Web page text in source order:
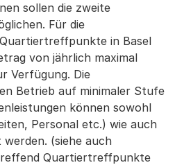
sollen die zweite
Für die
in Basel
von jährlich maximal
Verfügung. Die
Betrieb auf minimaler Stufe
können sowohl
Personal etc.) wie auch
(siehe auch
Quartiertreffpunkte